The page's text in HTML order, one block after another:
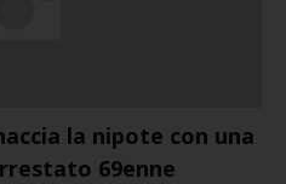
la nipote con una
69enne